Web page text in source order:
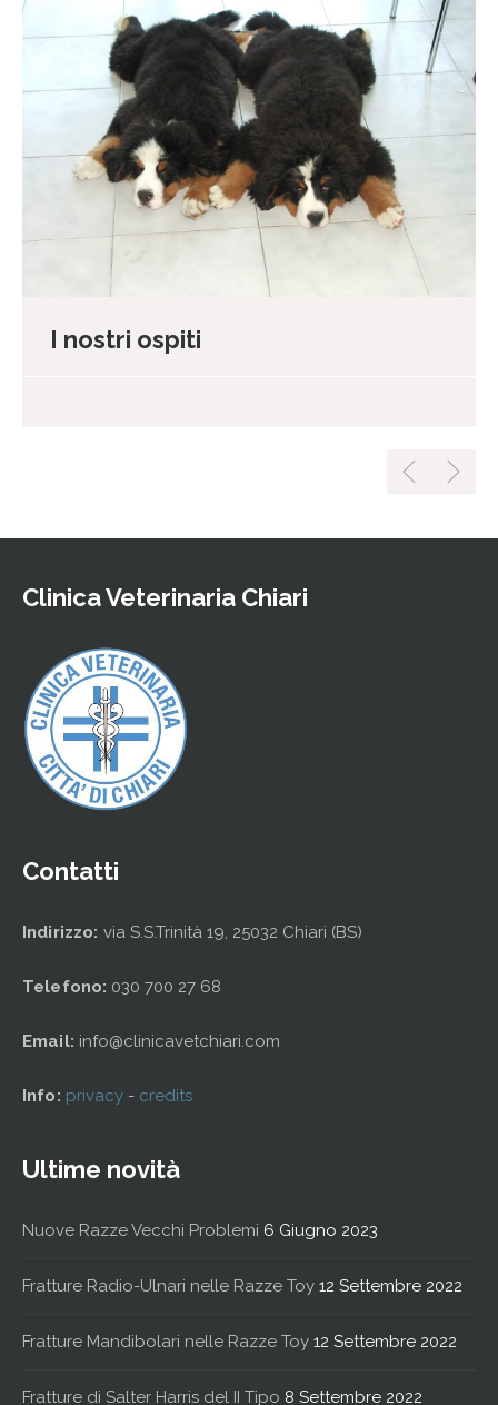
I nostri ospiti
Clinica Veterinaria Chiari
Contatti
Indirizzo: via S.S.Trinità 19, 25032 Chiari (BS)
Telefono: 030 700 27 68
Email: info@clinicavetchiari.com
Info: privacy - credits
Ultime novità
Nuove Razze Vecchi Problemi 6 Giugno 2023
Fratture Radio-Ulnari nelle Razze Toy 12 Settembre 2022
Fratture Mandibolari nelle Razze Toy 12 Settembre 2022
Fratture di Salter Harris del II Tipo 8 Settembre 2022